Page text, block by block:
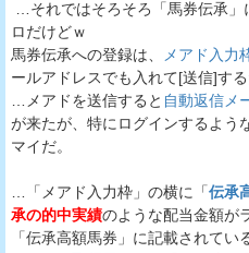
…それではそろそろ「馬券伝承
ロだけどｗ
馬券伝承への登録は、
メアド入力
ールアドレスでも入れて[送信]する
…メアドを送信すると 自動返信メ
が来たが、特にログインするよう
マイだ。
…「メアド入力枠」の横に「伝承
承の的中実績のような配当金額が
「伝承高額馬券」に記載されてい